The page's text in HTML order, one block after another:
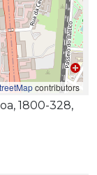
contributors
1800-328,